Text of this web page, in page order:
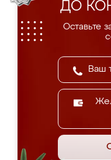
ДО
Оставьте